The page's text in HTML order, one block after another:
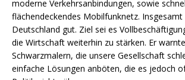
moderne Verkehrsanbindungen, sowie
flächendeckendes Mobilfunknetz. Insgesamt
Deutschland gut. Ziel sei es
die Wirtschaft weiterhin zu stärken. Er
Schwarzmalern, die unsere Gesellschaft
einfache Lösungen anböten, die es jedoch